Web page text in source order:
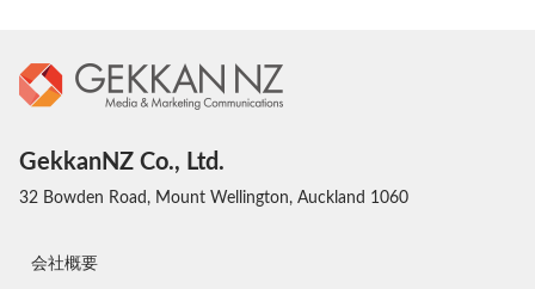
GekkanNZ Co., Ltd.
32 Bowden Road, Mount Wellington, Auckland 1060
会社概要